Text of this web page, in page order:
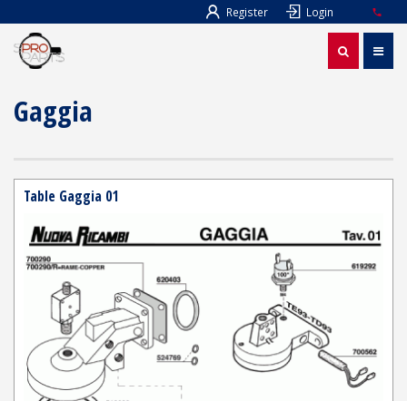
Register Login
Gaggia
Table Gaggia 01